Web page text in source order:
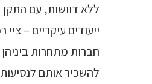
ללא דוושות, עם
ייעודים עיקריים –
להשכיר אותם